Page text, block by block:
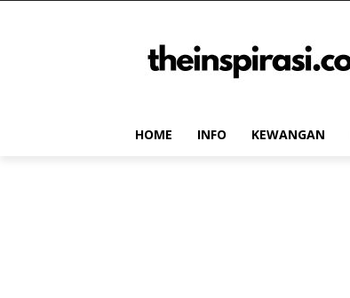
HOME INFO KEWANGAN